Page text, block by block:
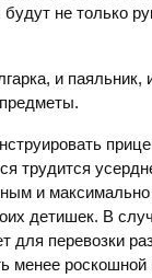
не только
и паяльник,
трудится
и
детишек. В
для перевозки
менее роскошной